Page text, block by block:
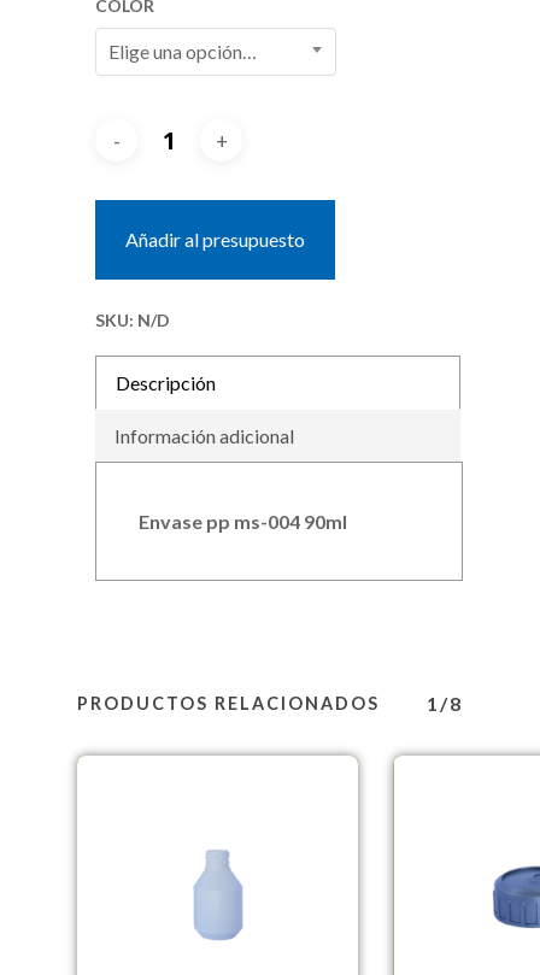
COLOR
Elige una opción…
Añadir al presupuesto
SKU: N/D
Descripción
Información adicional
Envase pp ms-004 90ml
PRODUCTOS RELACIONADOS 1/8